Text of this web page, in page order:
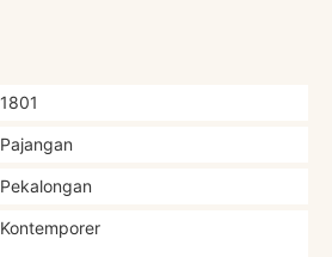
1801
Pajangan
Pekalongan
Kontemporer